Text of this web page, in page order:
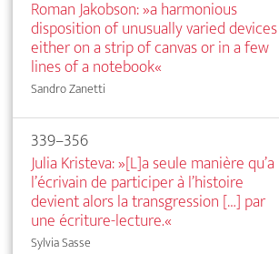
Roman Jakobson: »a harmonious
disposition of unusually varied devices
either on a strip of canvas or in a few
lines of a notebook«
Sandro Zanetti
339–356
Julia Kristeva: »[L]a seule manière qu’a
l’écrivain de participer à l’histoire
devient alors la transgression […] par
une écriture-lecture.«
Sylvia Sasse